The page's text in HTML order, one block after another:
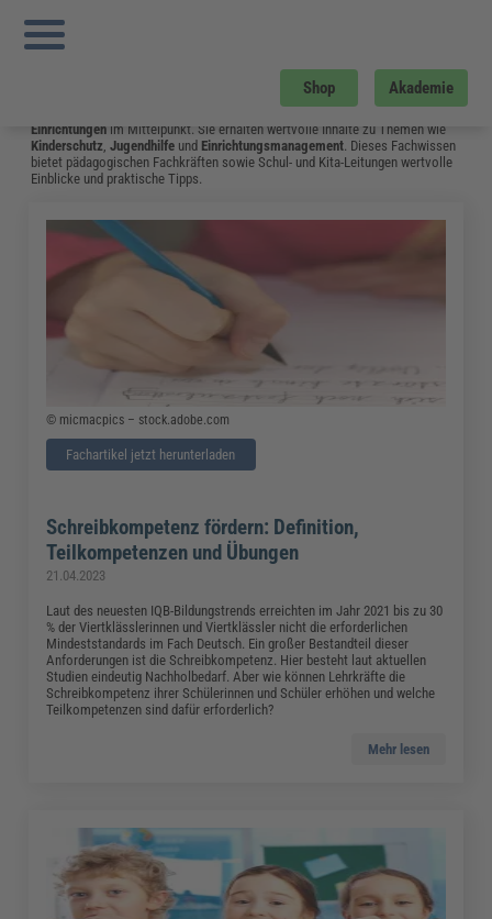
Shop Akademie
Sie sind hier:
Kindeswohlgefährdung: Mit Dieser Checkliste Erkennen Erzieher Anzeichen
Häuslicher Gewalt
Einrichtungen im Mittelpunkt. Sie erhalten wertvolle Inhalte zu Themen wie
Kinderschutz,Jugendhilfe und Einrichtungsmanagement. Dieses Fachwissen
bietet pädagogischen Fachkräften sowie Schul- und Kita-Leitungen wertvolle
Einblicke und praktische Tipps.
© micmacpics – stock.adobe.com
Fachartikel jetzt herunterladen
Schreibkompetenz fördern: Definition,
Teilkompetenzen und Übungen
21.04.2023
Laut des neuesten IQB-Bildungstrends erreichten im Jahr 2021 bis zu 30
% der Viertklässlerinnen und Viertklässler nicht die erforderlichen
Mindeststandards im Fach Deutsch. Ein großer Bestandteil dieser
Anforderungen ist die Schreibkompetenz. Hier besteht laut aktuellen
Studien eindeutig Nachholbedarf. Aber wie können Lehrkräfte die
Schreibkompetenz ihrer Schülerinnen und Schüler erhöhen und welche
Teilkompetenzen sind dafür erforderlich?
Mehr lesen